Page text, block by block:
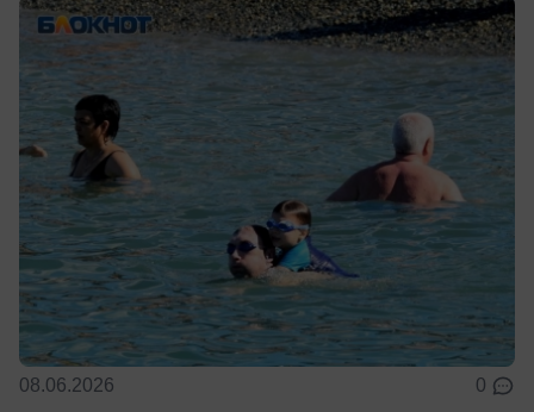
08.06.2026 0